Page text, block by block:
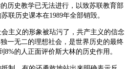
历史教学已无法进行，以致苏联教育部
联历史课本在1989年全部销毁。
主义的形象被玷污了，共产主义的信念
一无二的理想社会，是世界历史的最终
的人正面评价斯大林的历史作用。